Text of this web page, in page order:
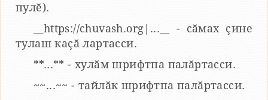
пулӗ).
__https://chuvash.org|...__ - сӑмах ҫине
тулаш каҫӑ лартасси.
**...** - хулӑм шрифтпа палӑртасси.
~~...~~ - тайлӑк шрифтпа палӑртасси.